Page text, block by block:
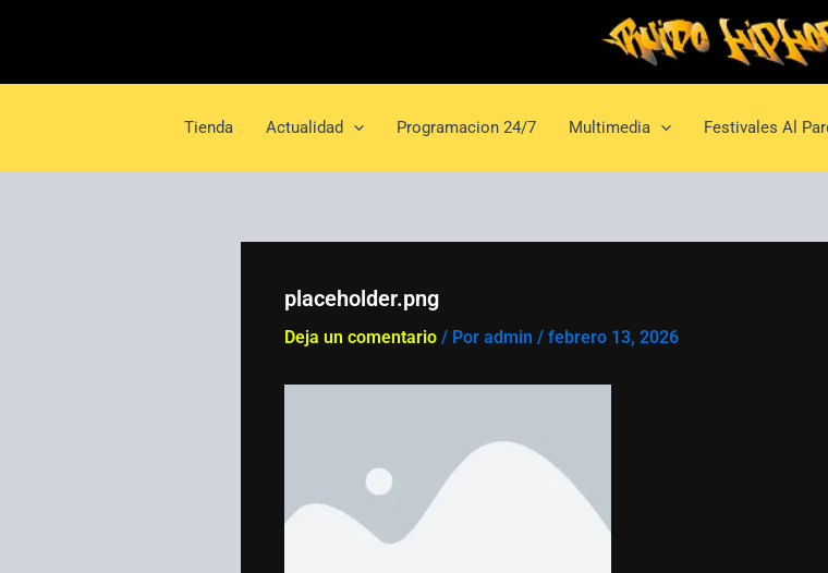
Tienda Actualidad Programacion 24/7 Multimedia Festivales Al
placeholder.png
Deja un comentario / Por admin / febrero 13, 2026